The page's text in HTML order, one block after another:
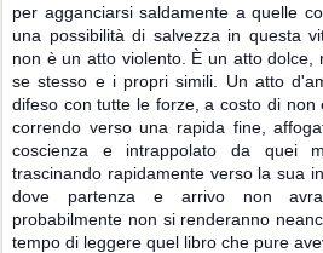
per agganciarsi saldamente a quelle
una possibilità di salvezza in questa
non è un atto violento. È un atto dolce,
se stesso e i propri simili. Un atto
difeso con tutte le forze, a costo di non
correndo verso una rapida fine,
coscienza e intrappolato da quei
trascinando rapidamente verso la sua
dove partenza e arrivo non
probabilmente non si renderanno
tempo di leggere quel libro che pure